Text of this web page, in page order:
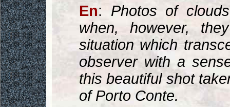
En: Photos of
when, however,
situation which
observer with a
this beautiful shot
of Porto Conte.